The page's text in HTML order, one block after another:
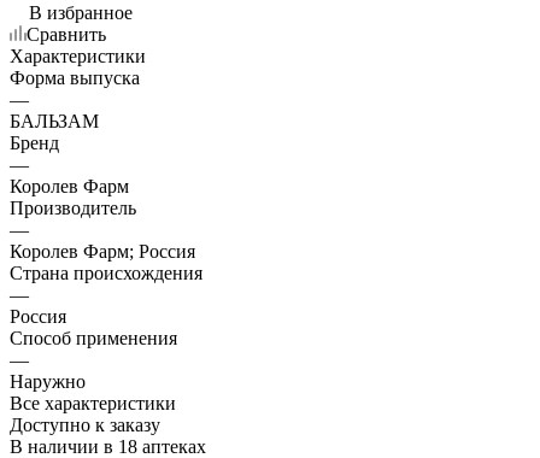
В избранное
Сравнить
Характеристики
Форма выпуска
—
БАЛЬЗАМ
Бренд
—
Королев Фарм
Производитель
—
Королев Фарм; Россия
Страна происхождения
—
Россия
Способ применения
—
Наружно
Все характеристики
Доступно к заказу
В наличии в 18 аптеках